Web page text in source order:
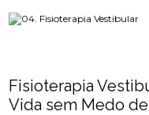
Fisioterapia
Vida sem Medo